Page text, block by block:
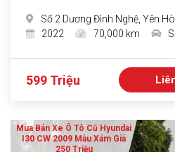
Số 2 Dương Đình Nghệ, Yên
2022
70,000 km
599 Triệu
Mua Bán Xe Ô Tô Cũ Hyundai
I30 CW 2009 Màu Xám Giá
250 Triệu